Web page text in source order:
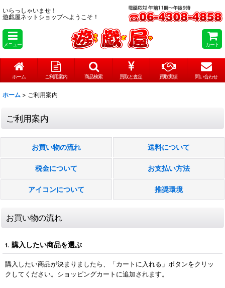
いらっしゃいませ！
遊戯屋ネットショップへようこそ！
メニュー カート
ホーム ご利用案内 商品検索 買取と査定 買取実績 問い合わせ
ホーム > ご利用案内
ご利用案内
お買い物の流れ 送料について
税金について お支払い方法
アイコンについて 推奨環境
お買い物の流れ
1. 購入したい商品を選ぶ
購入したい商品が決まりましたら、「カートに入れる」ボタンをクリッ
クしてください。ショッピングカートに追加されます。